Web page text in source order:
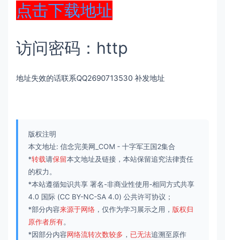
点击下载地址
访问密码：http
地址失效的话联系QQ2690713530 补发地址
版权注明
本文地址: 信念完美网_COM - 十字军王国2集合
*转载请保留本文地址及链接，本站保留追究法律责任
的权力。
*本站遵循知识共享 署名-非商业性使用-相同方式共享
4.0 国际 (CC BY-NC-SA 4.0) 公共许可协议；
*部分内容来源于网络 ，仅作为学习展示之用， 版权归
原作者所有。
*因部分内容网络流转次数较多 ， 已无法追溯至原作